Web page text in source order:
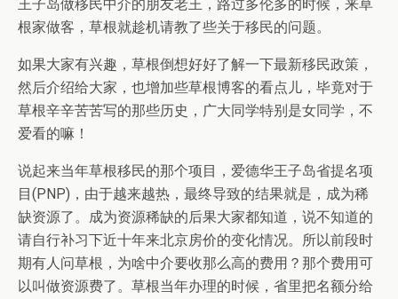
王子岛做移民中介的朋友老王，路过多伦多的时候，来草
根家做客，草根就趁机请教了些关于移民的问题。
如果大家有兴趣，草根倒想好好了解一下最新移民政策，
然后介绍给大家，也增加些草根博客的看点儿，毕竟对于
草根辛辛苦苦写的那些历史，广大同学特别是女同学，不
爱看的嘛！
说起来当年草根移民的那个项目，爱德华王子岛省提名项
目(PNP)，由于越来越热，最终导致的结果就是，成为稀
缺资源了。成为资源稀缺的后果大家都知道，说不知道的
请自行补习下近十年来北京房价的变化情况。所以前段时
期有人问草根，为啥中介要收那么高的费用？那个费用可
以叫做资源费了。草根当年办理的时候，省里把名额分给